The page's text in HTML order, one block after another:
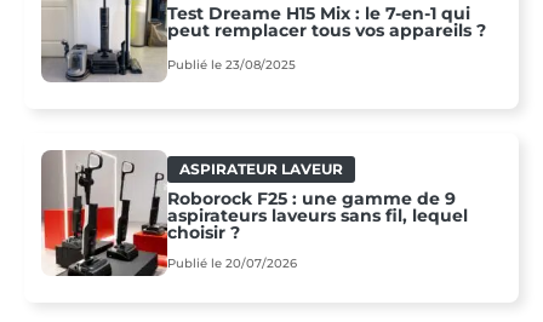
Test Dreame H15 Mix : le 7-en-1 qui
peut remplacer tous vos appareils ?
Publié le 23/08/2025
ASPIRATEUR LAVEUR
Roborock F25 : une gamme de 9
aspirateurs laveurs sans fil, lequel
choisir ?
Publié le 20/07/2026